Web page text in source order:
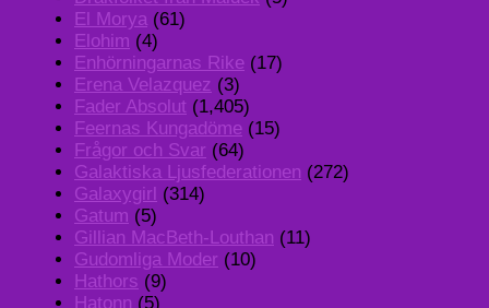
El Morya (61)
Elohim (4)
Enhörningarnas Rike (17)
Erena Velazquez (3)
Fader Absolut (1,405)
Feernas Kungadöme (15)
Frågor och Svar (64)
Galaktiska Ljusfederationen (272)
Galaxygirl (314)
Gatum (5)
Gillian MacBeth-Louthan (11)
Gudomliga Moder (10)
Hathors (9)
Hatonn (5)